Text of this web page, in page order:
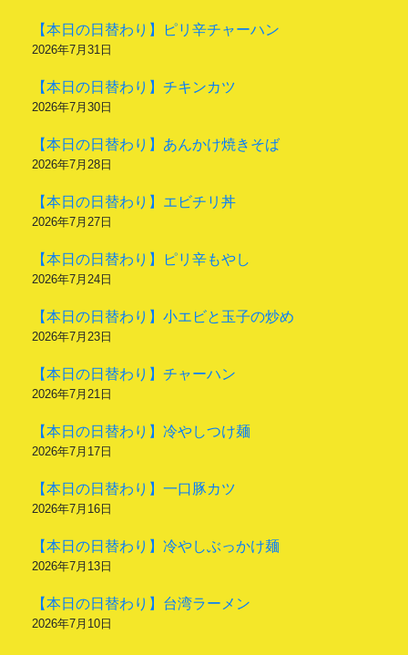
【本日の日替わり】ピリ辛チャーハン
2026年7月31日
【本日の日替わり】チキンカツ
2026年7月30日
【本日の日替わり】あんかけ焼きそば
2026年7月28日
【本日の日替わり】エビチリ丼
2026年7月27日
【本日の日替わり】ピリ辛もやし
2026年7月24日
【本日の日替わり】小エビと玉子の炒め
2026年7月23日
【本日の日替わり】チャーハン
2026年7月21日
【本日の日替わり】冷やしつけ麺
2026年7月17日
【本日の日替わり】一口豚カツ
2026年7月16日
【本日の日替わり】冷やしぶっかけ麺
2026年7月13日
【本日の日替わり】台湾ラーメン
2026年7月10日